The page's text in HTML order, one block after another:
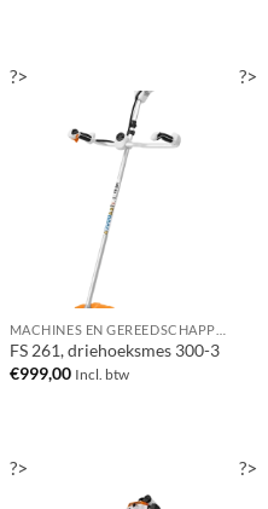
?>
FS 261, driehoeksmes 300-3
€999,00 Incl. btw
?>
?> ?>